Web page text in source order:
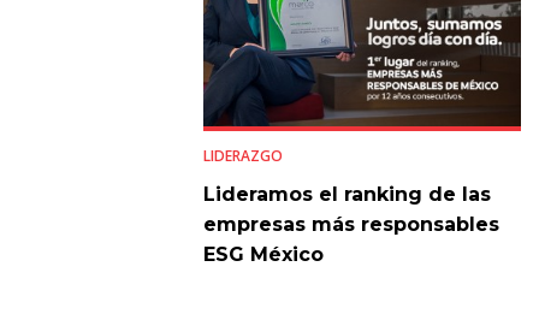
LIDERAZGO
Lideramos el ranking de las
empresas más responsables
ESG México